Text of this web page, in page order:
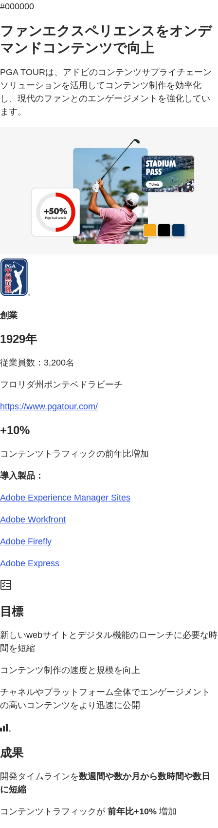
#000000
ファンエクスペリエンスをオンデ
マンドコンテンツで向上
PGA TOURは、アドビのコンテンツサプライチェーン
ソリューションを活用してコンテンツ制作を効率化
し、現代のファンとのエンゲージメントを強化してい
ます。
創業
1929年
従業員数：3,200名
フロリダ州ポンテベドラビーチ
https://www.pgatour.com/
+10%
コンテンツトラフィックの前年比増加
導入製品：
Adobe Experience Manager Sites
Adobe Workfront
Adobe Firefly
Adobe Express
目標
新しいwebサイトとデジタル機能のローンチに必要な時
間を短縮
コンテンツ制作の速度と規模を向上
チャネルやプラットフォーム全体でエンゲージメント
の高いコンテンツをより迅速に公開
成果
開発タイムラインを数週間や数か月から数時間や数日
に短縮
コンテンツトラフィックが 前年比+10% 増加